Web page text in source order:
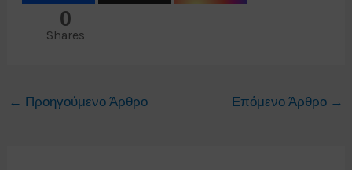
0
Shares
← Προηγούμενο Άρθρο Επόμενο Άρθρο →